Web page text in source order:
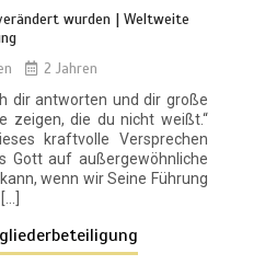
wurden | Weltweite
2 Jahren
dir antworten und dir große
zeigen, die du nicht weißt.“
kraftvolle Versprechen
Gott auf außergewöhnliche
wenn wir Seine Führung